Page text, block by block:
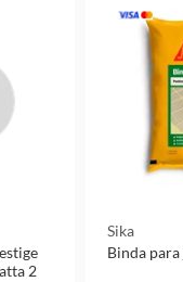
2
Sika
Binda